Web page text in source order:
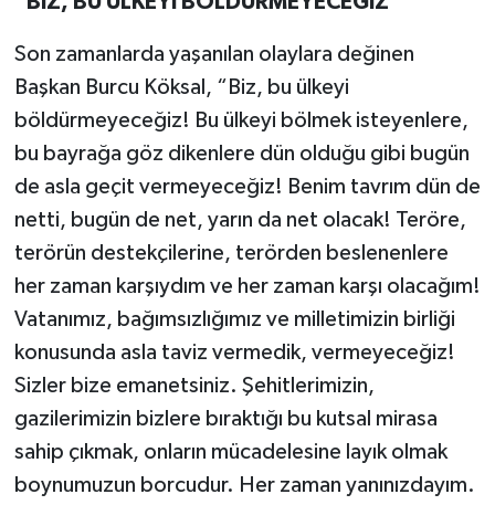
Son zamanlarda yaşanılan olaylara değinen
Başkan Burcu Köksal, “Biz, bu ülkeyi
böldürmeyeceğiz! Bu ülkeyi bölmek isteyenlere,
bu bayrağa göz dikenlere dün olduğu gibi bugün
de asla geçit vermeyeceğiz! Benim tavrım dün de
netti, bugün de net, yarın da net olacak! Teröre,
terörün destekçilerine, terörden beslenenlere
her zaman karşıydım ve her zaman karşı olacağım!
Vatanımız, bağımsızlığımız ve milletimizin birliği
konusunda asla taviz vermedik, vermeyeceğiz!
Sizler bize emanetsiniz. Şehitlerimizin,
gazilerimizin bizlere bıraktığı bu kutsal mirasa
sahip çıkmak, onların mücadelesine layık olmak
boynumuzun borcudur. Her zaman yanınızdayım.